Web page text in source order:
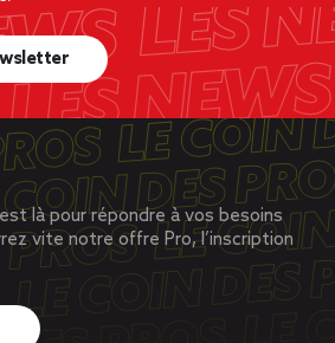
là pour répondre à vos besoins
vite notre offre Pro, l’inscription